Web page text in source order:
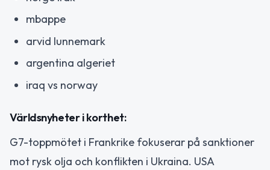
mbappe
arvid lunnemark
argentina algeriet
iraq vs norway
Världsnyheter i korthet:
G7-toppmötet i Frankrike fokuserar på sanktioner
mot rysk olja och konflikten i Ukraina. USA